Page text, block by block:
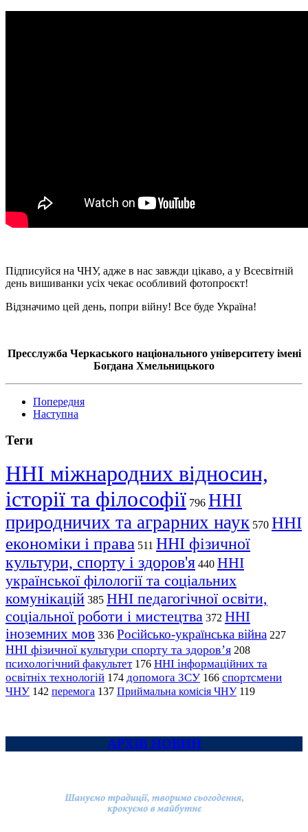
Підписуйся на ЧНУ, адже в нас завжди цікаво, а у Всесвітній
день вишиванки усіх чекає особливий фотопроєкт!
Відзначимо цей день, попри війну! Все буде Україна!
Пресслужба Черкаського національного університету імені
Богдана Хмельницького
Попередня
Наступна
Теги
ННІ міжнародних відносин,
історії та філософії 796 ННІ
природничих та аграрних наук 570 ННІ
економіки і права 511 ННІ фізичної
культури, спорту і здоров'я 440 ННІ
української філології та соціальних
комунікацій 385 ННІ педагогічної освіти,
соціальної роботи і мистецтва 372 ННІ
іноземних мов 336 Російсько-українська війна 227
ННІ фізичної культури спорту та здоров’я 208
психологічний факультет 176 ННІ інформаційних та
освітніх технологій 174 допомога ЗСУ 166 спортсмени
ЧНУ 142 перемога 137 Приймальна комісія ЧНУ 119
АРХІВ НОВИН